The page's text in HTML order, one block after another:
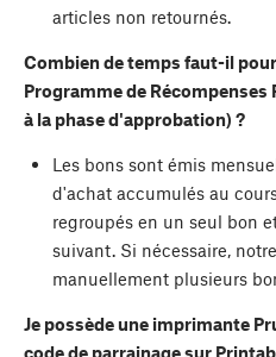
articles non retournés.
Combien de temps faut-il
Programme de
à la phase d'approbation) ?
Les bons sont émis
d'achat accumulés au
regroupés en un seul bon
suivant. Si nécessaire,
manuellement plusieurs
Je possède une imprimante
code de parrainage sur